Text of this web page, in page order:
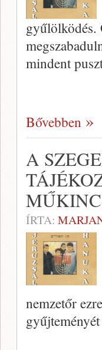
gyűlölködés.
mindent
Bővebben
A
ÍRTA:
nemzetőr